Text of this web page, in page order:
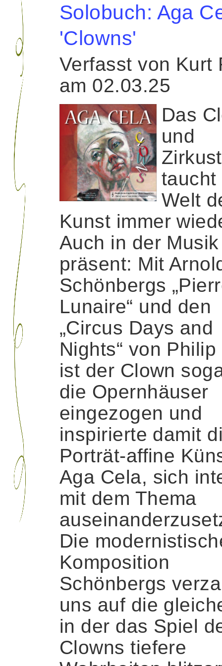
Solobuch: Aga
'Clowns'
Verfasst von Kurt
am 02.03.25
Das
und
taucht
Welt
Kunst immer
Auch in der
präsent: Mit
Schönbergs
Lunaire“ und den
„Circus Days and
Nights“ von
ist der Clown
die Opernhäuser
eingezogen und
inspirierte damit
Porträt-affine
Aga Cela, sich
mit dem Thema
Die
Komposition
Schönbergs
uns auf die
in der das Spiel
Clowns tiefere